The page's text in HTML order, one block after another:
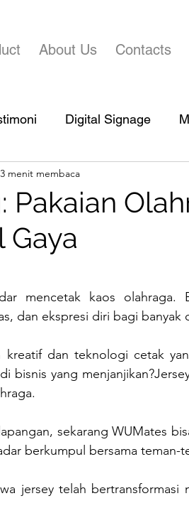
About Us Contacts
Digital Signage
Pakaian
Gaya
3 menit membaca
mencetak kaos olahraga.
dan ekspresi diri bagi banyak
kreatif dan teknologi cetak
bisnis yang
sekarang WUMates
berkumpul bersama teman-
jersey telah bertransformasi